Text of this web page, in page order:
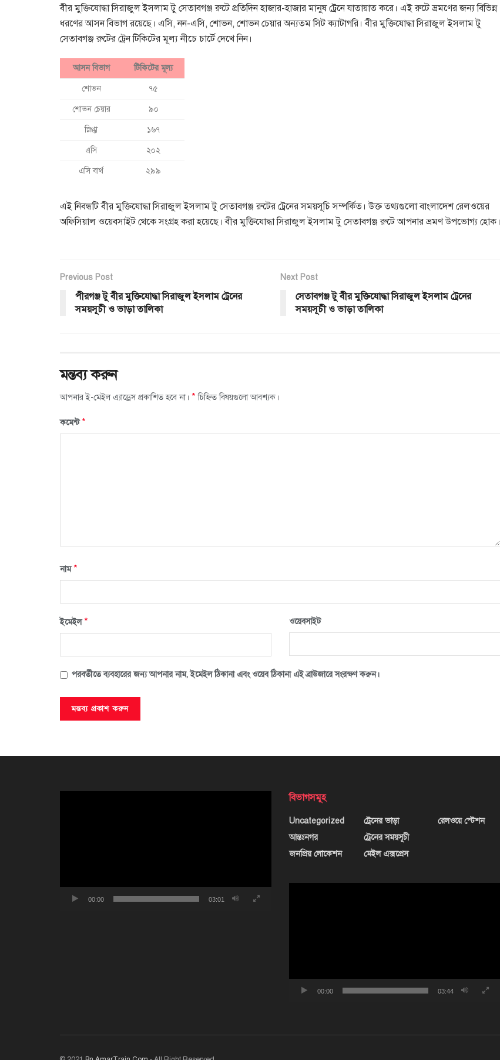
বীর মুক্তিযোদ্ধা সিরাজুল ইসলাম টু সেতাবগঞ্জ রুটে প্রতিদিন হাজার-হাজার মানুষ ট্রেনে যাতায়াত করে। এই রুটে ভ্রমণের জন্য বিভিন্ন
ধরণের আসন বিভাগ রয়েছে। এসি, নন-এসি, শোভন, শোভন চেয়ার অন্যতম সিট ক্যাটাগরি। বীর মুক্তিযোদ্ধা সিরাজুল ইসলাম টু
সেতাবগঞ্জ রুটের ট্রেন টিকিটের মূল্য নীচে চার্টে দেখে নিন।
আসন বিভাগ টিকিটের মূল্য
শোভন ৭৫
শোভন চেয়ার ৯০
স্নিগ্ধা ১৬৭
এসি ২০২
এসি বার্থ ২৯৯
এই নিবন্ধটি বীর মুক্তিযোদ্ধা সিরাজুল ইসলাম টু সেতাবগঞ্জ রুটের ট্রেনের সময়সূচি সম্পর্কিত। উক্ত তথ্যগুলো বাংলাদেশ রেলওয়ের
অফিসিয়াল ওয়েবসাইট থেকে সংগ্রহ করা হয়েছে। বীর মুক্তিযোদ্ধা সিরাজুল ইসলাম টু সেতাবগঞ্জ রুটে আপনার ভ্রমণ উপভোগ্য হোক।
Previous Post
পীরগঞ্জ টু বীর মুক্তিযোদ্ধা সিরাজুল ইসলাম ট্রেনের
সময়সূচী ও ভাড়া তালিকা
Next Post
সেতাবগঞ্জ টু বীর মুক্তিযোদ্ধা সিরাজুল ইসলাম ট্রেনের
সময়সূচী ও ভাড়া তালিকা
মন্তব্য করুন
আপনার ই-মেইল এ্যাড্রেস প্রকাশিত হবে না। * চিহ্নিত বিষয়গুলো আবশ্যক।
কমেন্ট*
নাম*
ইমেইল* ওয়েবসাইট
পরবর্তীতে ব্যবহারের জন্য আপনার নাম, ইমেইল ঠিকানা এবং ওয়েব ঠিকানা এই ব্রাউজারে সংরক্ষণ করুন।
00:00 03:01
বিভাগসমূহ
Uncategorized
আন্তঃনগর
জনপ্রিয় লোকেশন
ট্রেনের ভাড়া
ট্রেনের সময়সূচী
মেইল এক্সপ্রেস
রেলওয়ে স্টেশন
00:00 03:44